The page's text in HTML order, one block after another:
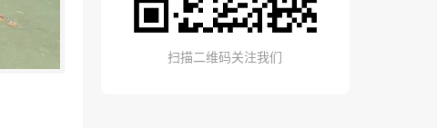
扫描二维码关注我们